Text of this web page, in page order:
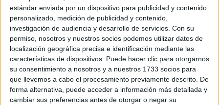
estándar enviada por un dispositivo para publicidad y contenido
personalizado, medición de publicidad y contenido,
investigación de audiencia y desarrollo de servicios. Con su
permiso, nosotros y nuestros socios podemos utilizar datos de
localización geográfica precisa e identificación mediante las
características de dispositivos. Puede hacer clic para otorgarnos
su consentimiento a nosotros y a nuestros 1733 socios para
que llevemos a cabo el procesamiento previamente descrito. De
forma alternativa, puede acceder a información más detallada y
cambiar sus preferencias antes de otorgar o negar su
Ahora acuerda paralizar ese contrato.
No se dan más explicaciones sobre esta paralización o si
la misma tiene que ver con las quejas trasladadas al
Ministeriopor errores en los pliegos.
En qué consistía esa licitación